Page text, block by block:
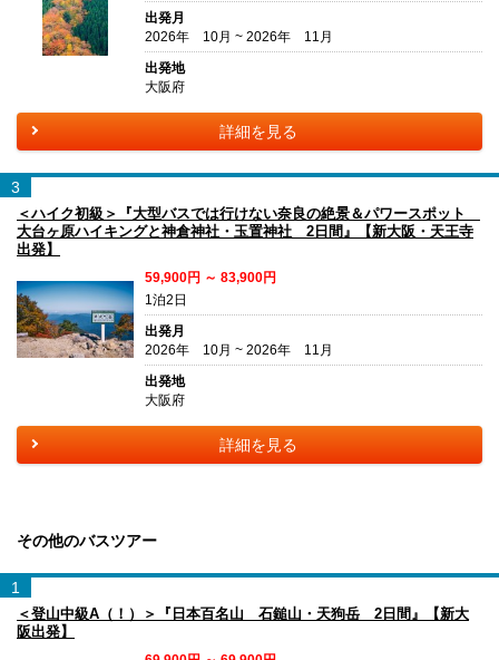
出発月
2026年 10月 ~ 2026年 11月
出発地
大阪府
詳細を見る
3
＜ハイク初級＞『大型バスでは行けない奈良の絶景＆パワースポット
大台ヶ原ハイキングと神倉神社・玉置神社 2日間』【新大阪・天王寺
出発】
59,900円 ～ 83,900円
1泊2日
出発月
2026年 10月 ~ 2026年 11月
出発地
大阪府
詳細を見る
その他のバスツアー
1
＜登山中級A（！）＞『日本百名山 石鎚山・天狗岳 2日間』【新大
阪出発】